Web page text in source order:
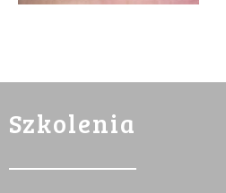
Szkolenia